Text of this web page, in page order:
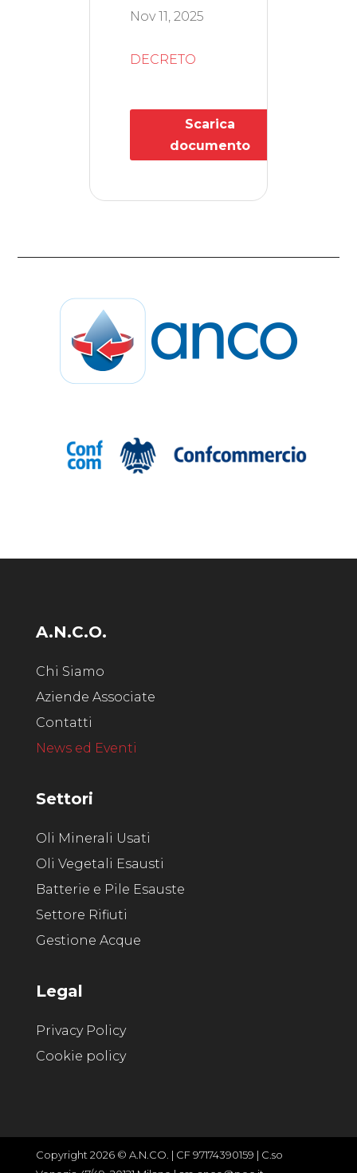
Nov 11, 2025
DECRETO
Scarica
documento
A.N.C.O.
Chi Siamo
Aziende Associate
Contatti
News ed Eventi
Settori
Oli Minerali Usati
Oli Vegetali Esausti
Batterie e Pile Esauste
Settore Rifiuti
Gestione Acque
Legal
Privacy Policy
Cookie policy
Copyright 2026 © A.N.CO. | CF 97174390159 | C.so